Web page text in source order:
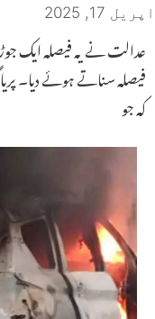
اپریل 17, 2025
عدالت نے یہ فیصلہ ایک
فیصلہ سناتے ہوئے دیا۔
کہ جو